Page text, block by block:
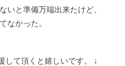
いと準備万端出来たけど、
なかった。
して頂くと嬉しいです。 ↓